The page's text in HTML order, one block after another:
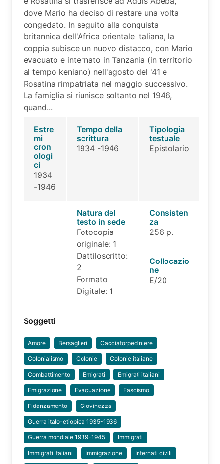
dove Mario ha deciso di restare una volta
congedato. In seguito alla conquista
britannica dell'Africa orientale italiana, la
coppia subisce un nuovo distacco, con Mario
evacuato e internato in Tanzania (in territorio
al tempo keniano) nell'agosto del '41 e
Rosatina rimpatriata nel maggio successivo.
La famiglia si riunisce soltanto nel 1946,
quand...
Estre
mi
cron
ologi
ci
1934
-1946
Tempo della
scrittura
1934 -1946
Tipologia
testuale
Epistolario
Natura del
testo in sede
Fotocopia
originale: 1
Dattiloscritto:
2
Formato
Digitale: 1
Consisten
za
256 p.
Collocazio
ne
E/20
Soggetti
Amore Bersaglieri Cacciatorpediniere
Colonialismo Colonie Colonie italiane
Combattimento Emigrati Emigrati italiani
Emigrazione Evacuazione Fascismo
Fidanzamento Giovinezza
Guerra italo-etiopica 1935-1936
Guerra mondiale 1939-1945 Immigrati
Immigrati italiani Immigrazione Internati civili